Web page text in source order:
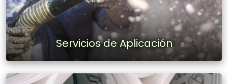
Servicios de Aplicación